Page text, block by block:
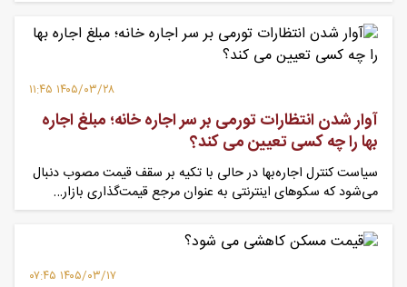
۱۴۰۵/۰۳/۲۸ ۱۱:۴۵
آوار شدن انتظارات تورمی بر سر اجاره خانه؛ مبلغ اجاره
بها را چه کسی تعیین می کند؟
سیاست کنترل اجاره‌بها در حالی با تکیه بر سقف قیمت مصوب دنبال
می‌شود که سکوهای اینترنتی به عنوان مرجع قیمت‌گذاری بازار…
۱۴۰۵/۰۳/۱۷ ۰۷:۴۵